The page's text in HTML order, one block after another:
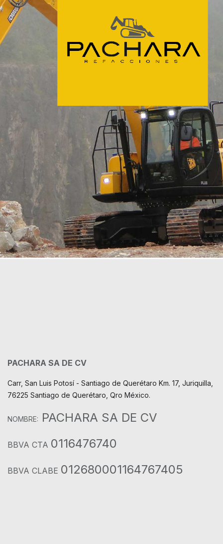
PACHARA SA DE CV
Carr, San Luis Potosí - Santiago de Querétaro Km. 17, Juriquilla,
76225 Santiago de Querétaro, Qro México.
NOMBRE: PACHARA SA DE CV
BBVA CTA 0116476740
BBVA CLABE 012680001164767405